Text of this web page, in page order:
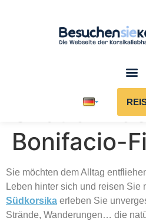
Urlaub in
Bonifacio-
Sie möchten dem Alltag
Leben hinter sich und reisen Sie
Südkorsika erleben Sie
Strände, Wanderungen… die